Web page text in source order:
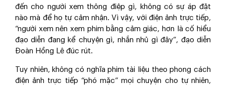
đến cho người xem thông điệp gì, không có sự áp đặt
nào mà để họ tự cảm nhận. Vì vậy, với điện ảnh trực tiếp,
“người xem nên xem phim bằng cảm giác, hơn là cố hiểu
đạo diễn đang kể chuyện gì, nhắn nhủ gì đây”, đạo diễn
Đoàn Hồng Lê đúc rút.
Tuy nhiên, không có nghĩa phim tài liệu theo phong cách
điện ảnh trực tiếp “phó mặc” mọi chuyện cho tự nhiên,